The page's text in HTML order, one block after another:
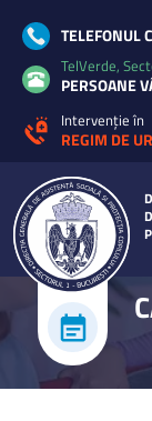
TELEFONUL
TelVerde,
PERSOANE
Intervenție în
REGIM DE
C